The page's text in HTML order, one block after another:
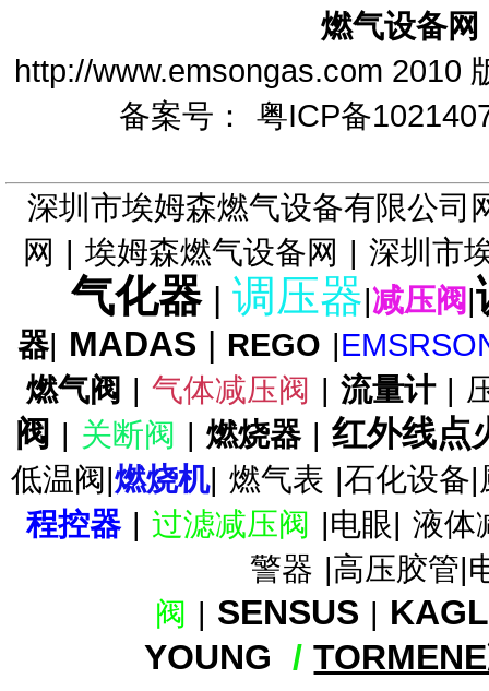
TA-956MFO调压器 TA-
956MFO减压阀
调压器
TA-956 减压阀 TA-956FC减压
燃气设备网
http://www.emsongas.com 2010
备案号：
粤ICP备
深圳市埃姆森燃气设备有限公司
网 | 埃姆森燃气设备网 | 深圳市
气化器 | 调压器|减压阀|
器| MADAS | REGO |
燃气阀 | 气体减压阀 | 流量计 |
阀 | 关断阀 | 燃烧器 | 红外线点
低温阀|燃烧机| 燃气表 |石化设备
程控器 | 过滤减压阀 |电眼| 液体
警器 |高压胶管|
阀 | SENSUS |
YOUNG /